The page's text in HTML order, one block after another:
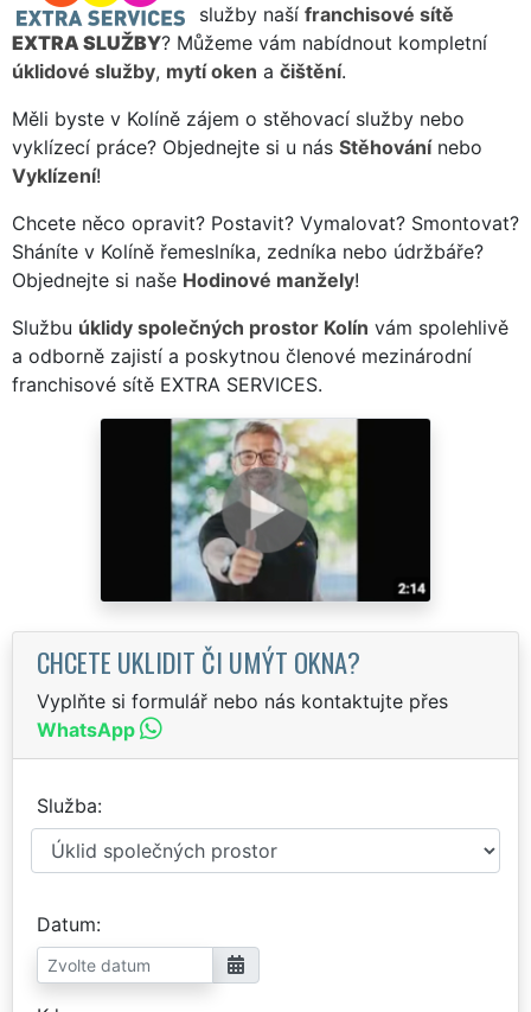
služby naší franchisové sítě
EXTRA SLUŽBY? Můžeme vám nabídnout kompletní
úklidové služby, mytí oken a čištění.
Měli byste v Kolíně zájem o stěhovací služby nebo
vyklízecí práce? Objednejte si u nás Stěhovánínebo
Vyklízení!
Chcete něco opravit? Postavit? Vymalovat? Smontovat?
Sháníte v Kolíně řemeslníka, zedníka nebo údržbáře?
Objednejte si naše Hodinové manžely!
Službu úklidy společných prostor Kolín vám spolehlivě
a odborně zajistí a poskytnou členové mezinárodní
franchisové sítě EXTRA SERVICES.
CHCETE UKLIDIT ČI UMÝT OKNA?
Vyplňte si formulář nebo nás kontaktujte přes
WhatsApp
Služba
Datum